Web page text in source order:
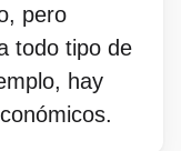
pero
todo tipo de
hay